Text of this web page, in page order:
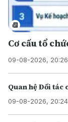
Cơ cấu tổ
09-08-2026, 20:26
Quan hệ Đối tác
09-08-2026, 20:24